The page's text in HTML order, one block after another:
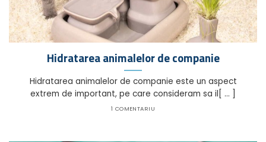
Hidratarea animalelor de companie
Hidratarea animalelor de companie este un aspect
extrem de important, pe care consideram sa il[ ... ]
1 COMENTARIU